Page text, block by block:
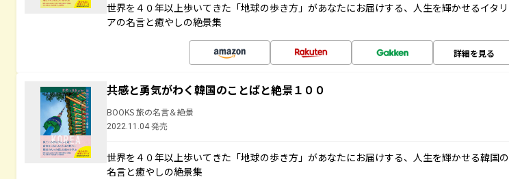
世界を４０年以上歩いてきた「地球の歩き方」があなたにお届けする、人生を輝かせるイタリ
アの名言と癒やしの絶景集
詳細を見る
共感と勇気がわく韓国のことばと絶景１００
BOOKS 旅の名言＆絶景
2022.11.04 発売
世界を４０年以上歩いてきた「地球の歩き方」があなたにお届けする、人生を輝かせる韓国の
名言と癒やしの絶景集